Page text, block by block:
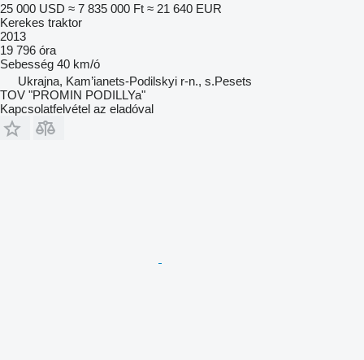
25 000 USD ≈ 7 835 000 Ft ≈ 21 640 EUR
Kerekes traktor
2013
19 796 óra
Sebesség 40 km/ó
Ukrajna, Kam’ianets-Podilskyi r-n., s.Pesets
TOV "PROMIN PODILLYa"
Kapcsolatfelvétel az eladóval